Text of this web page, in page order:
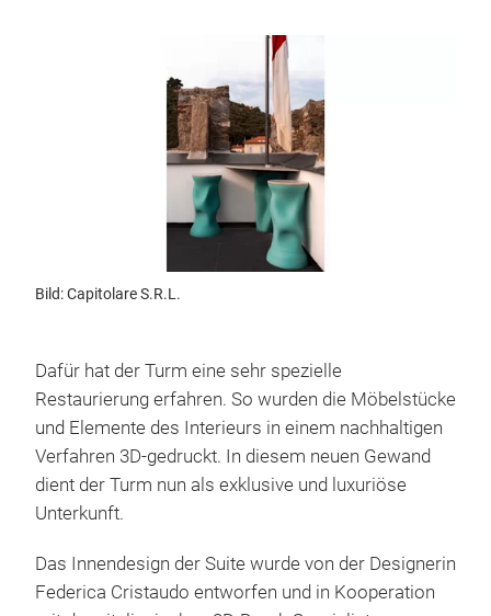
Bild: Capitolare S.R.L.
Dafür hat der Turm eine sehr spezielle
Restaurierung erfahren. So wurden die Möbelstücke
und Elemente des Interieurs in einem nachhaltigen
Verfahren 3D-gedruckt. In diesem neuen Gewand
dient der Turm nun als exklusive und luxuriöse
Unterkunft.
Das Innendesign der Suite wurde von der Designerin
Federica Cristaudo entworfen und in Kooperation